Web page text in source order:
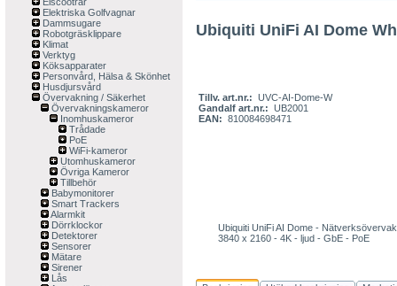
Elektriska Golfvagnar
Dammsugare
Robotgräsklippare
Klimat
Verktyg
Köksapparater
Personvård, Hälsa & Skönhet
Husdjursvård
Övervakning / Säkerhet
Övervakningskameror
Inomhuskameror
Trådade
PoE
WiFi-kameror
Utomhuskameror
Övriga Kameror
Tillbehör
Babymonitorer
Smart Trackers
Alarmkit
Dörrklockor
Detektorer
Sensorer
Mätare
Sirener
Lås
Ubiquiti UniFi AI Dome
Tillv. art.nr.: UVC-AI-Dome-W
Gandalf art.nr.: UB2001
EAN: 810084698471
Ubiquiti UniFi AI Dome -
3840 x 2160 - 4K - ljud - GbE - PoE